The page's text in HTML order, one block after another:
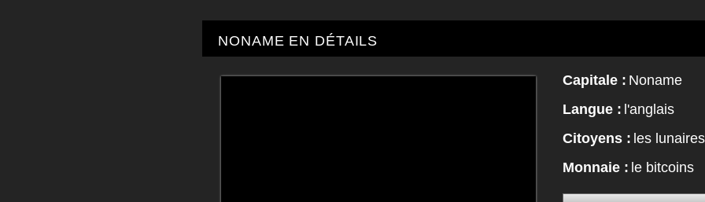
NONAME EN DÉTAILS
Capitale : Noname
Langue : l'anglais
Citoyens : les lunaires
Monnaie : le bitcoins